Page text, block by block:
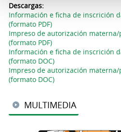
Descargas:
Información e ficha de inscrición
(formato PDF)
Impreso de autorización
(formato PDF)
Información e ficha de inscrición
(formato DOC)
Impreso de autorización
(formato DOC)
MULTIMEDIA